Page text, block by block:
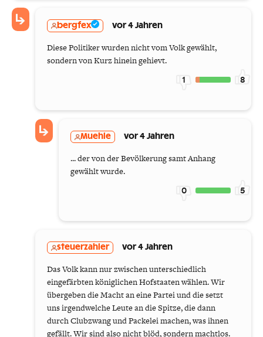
bergfex vor 4 Jahren
Diese Politiker wurden nicht vom Volk gewählt,
sondern von Kurz hinein gehievt.
1 8
Muehle vor 4 Jahren
... der von der Bevölkerung samt Anhang
gewählt wurde.
0 5
steuerzahler vor 4 Jahren
Das Volk kann nur zwischen unterschiedlich
eingefärbten königlichen Hofstaaten wählen. Wir
übergeben die Macht an eine Partei und die setzt
uns irgendwelche Leute an die Spitze, die dann
durch Clubzwang und Packelei machen, was ihnen
gefällt. Wir sind also nicht blöd, sondern machtlos.